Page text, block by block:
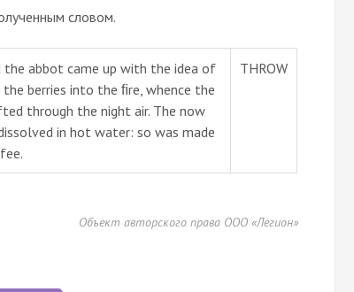
словом.
abbot came up with the idea of
the berries into the ﬁre, whence the
through the night air. The now
in hot water: so was made
THROW
Объект авторского права ООО «Легион»